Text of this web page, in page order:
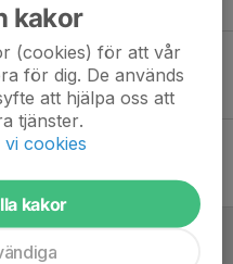
3
kakor
(cookies) för att vår
för dig. De används
att hjälpa oss att
tjänster.
cookies
kakor